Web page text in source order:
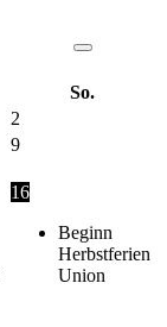
So.
2
9
16
Beginn
Herbstferien
Union